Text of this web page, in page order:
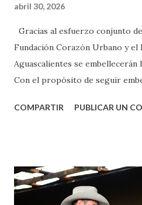
abril 30, 2026
Gracias al esfuerzo conjunto
Fundación Corazón Urbano y el
Aguascalientes se embellecerán
Con el propósito de seguir
municipal, Leo Montañez dio
Corazón Urbano y el Municipio
informó que en este programa
COMPARTIR PUBLICAR UN